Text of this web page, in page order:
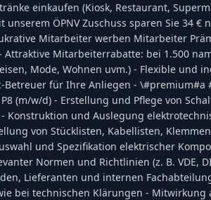
einkaufen (Kiosk, Restaurant,
unserem ÖPNV Zuschuss sparen Sie 34 €
Mitarbeiter werben Mitarbeiter
Attraktive Mitarbeiterrabatte: bei 1.500
Mode, Wohnen uvm.) - Flexible und
Betreuer für Ihre Anliegen -
P8 (m/w/d) - Erstellung und Pflege von
- Konstruktion und Auslegung
von Stücklisten, Kabellisten,
und Spezifikation elektrischer
Normen und Richtlinien (z. B. VDE,
Lieferanten und internen
bei technischen Klärungen -